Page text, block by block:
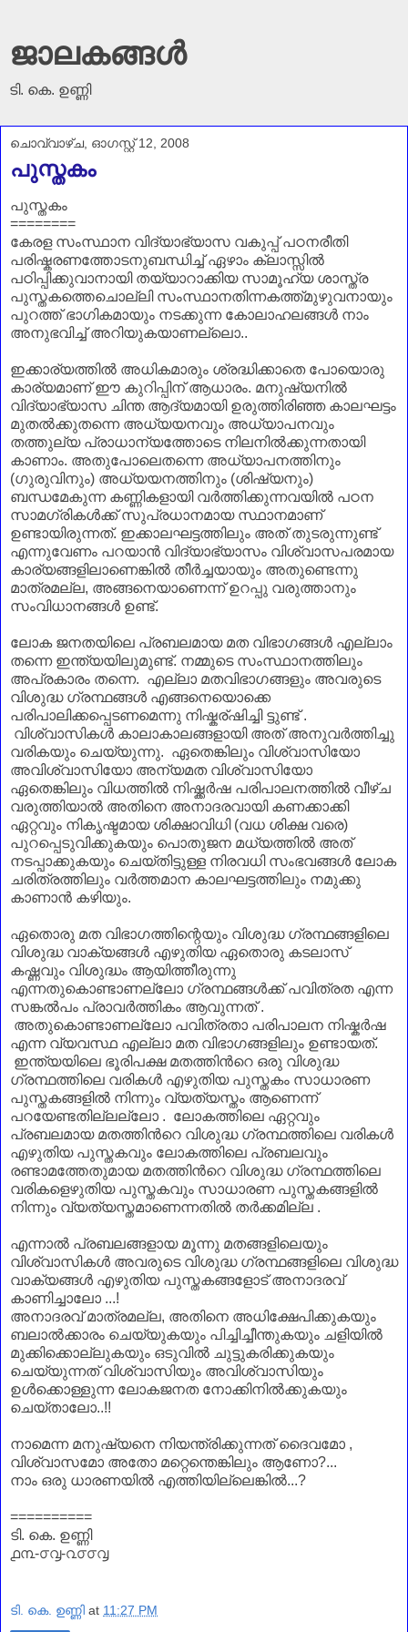
ജാലകങ്ങൾ
ടി. കെ. ഉണ്ണി
ചൊവ്വാഴ്ച, ഓഗസ്റ്റ് 12, 2008
പുസ്തകം
പുസ്തകം
========
കേരള സംസ്ഥാന വിദ്യാഭ്യാസ വകുപ്പ് പഠനരീതി
പരിഷ്കരണത്തോടനുബന്ധിച്ച് ഏഴാം ക്ലാസ്സില്‍
പഠിപ്പിക്കുവാനായി തയ്യാറാക്കിയ സാമൂഹ്യ ശാസ്ത്ര
പുസ്തകത്തെചൊല്ലി സംസ്ഥാനതിന്നകത്ത്മുഴുവനായും
പുറത്ത് ഭാഗികമായും നടക്കുന്ന കോലാഹലങ്ങള്‍ നാം
അനുഭവിച്ച്അറിയുകയാണല്ലൊ..
ഇക്കാര്യത്തില്‍ അധികമാരും ശ്രദ്ധിക്കാതെ പോയൊരു
കാര്യമാണ്ഈ കുറിപ്പിന് ആധാരം. മനുഷ്യനില്‍
വിദ്യാഭ്യാസ ചിന്ത ആദ്യമായി ഉരുത്തിരിഞ്ഞ കാലഘട്ടം
മുതല്‍ക്കുതന്നെ അധ്യയനവും അധ്യാപനവും
തത്തുല്യ പ്രാധാന്യത്തോടെ നിലനില്‍ക്കുന്നതായി
കാണാം. അതുപോലെതന്നെ അധ്യാപനത്തിനും
(ഗുരുവിനും) അധ്യയനത്തിനും (ശിഷ്യനും)
ബന്ധമേകുന്ന കണ്ണികളായി വര്‍ത്തിക്കുന്നവയില്‍ പഠന
സാമഗ്രികള്‍ക്ക് സുപ്രധാനമായ സ്ഥാനമാണ്
ഉണ്ടായിരുന്നത്. ഇക്കാലഘട്ടത്തിലും അത്തുടരുന്നുണ്ട്
എന്നുവേണം പറയാന്‍ വിദ്യാഭ്യാസം വിശ്വാസപരമായ
കാര്യങ്ങളിലാണെങ്കില്‍ തീര്‍ച്ചയായും അതുണ്ടെന്നു
മാത്രമല്ല, അങ്ങനെയാണെന്ന് ഉറപ്പു വരുത്താനും
സംവിധാനങ്ങള്‍ ഉണ്ട്.
ലോക ജനതയിലെ പ്രബലമായ മത വിഭാഗങ്ങള്‍ എല്ലാം
തന്നെ ഇന്ത്യയിലുമുണ്ട്. നമ്മുടെ സംസ്ഥാനത്തിലും
അപ്രകാരം തന്നെ. എല്ലാ മതവിഭാഗങ്ങളും അവരുടെ
വിശുദ്ധ ഗ്രന്ഥങ്ങള്‍ എങ്ങനെയൊക്കെ
പരിപാലിക്കപ്പെടണമെന്നു നിഷ്കര്ഷിച്ചി ട്ടുണ്ട് .
വിശ്വാസികള്‍ കാലാകാലങ്ങളായി അത് അനുവര്‍ത്തിച്ചു
വരികയും ചെയ്യുന്നു. ഏതെങ്കിലും വിശ്വാസിയോ
അവിശ്വാസിയോ അന്യമത വിശ്വാസിയോ
ഏതെങ്കിലും വിധത്തില്‍ നിഷ്ക്കര്‍ഷ പരിപാലനത്തില്‍ വീഴ്ച
വരുത്തിയാല്‍ അതിനെ അനാദരവായി കണക്കാക്കി
ഏറ്റവും നികൃഷ്ടമായ ശിക്ഷാവിധി (വധ ശിക്ഷ വരെ)
പുറപ്പെടുവിക്കുകയും പൊതുജന മധ്യത്തില്‍ അത്
നടപ്പാക്കുകയും ചെയ്തിട്ടുള്ള നിരവധി സംഭവങ്ങള്‍ ലോക
ചരിത്രത്തിലും വര്‍ത്തമാന കാലഘട്ടത്തിലും നമുക്കു
കാണാന്‍ കഴിയും.
ഏതൊരു മത വിഭാഗത്തിന്റെയും വിശുദ്ധ ഗ്രന്ഥങ്ങളിലെ
വിശുദ്ധ വാക്യങ്ങള്‍ എഴുതിയ ഏതൊരു കടലാസ്
കഷ്ണവും വിശുദ്ധം ആയിത്തീരുന്നു
എന്നതുകൊണ്ടാണല്ലോ ഗ്രന്ഥങ്ങള്‍ക്ക് പവിത്രത എന്ന
സങ്കല്‍പം പ്രാവര്‍ത്തികം ആവുന്നത് .
അതുകൊണ്ടാണല്ലോ പവിത്രതാ പരിപാലന നിഷ്കര്‍ഷ
എന്ന വ്യവസ്ഥ എല്ലാ മത വിഭാഗങ്ങളിലും ഉണ്ടായത്.
ഇന്ത്യയിലെ ഭൂരിപക്ഷ മതത്തിന്‍റെ ഒരു വിശുദ്ധ
ഗ്രന്ഥത്തിലെ വരികള്‍ എഴുതിയ പുസ്തകം സാധാരണ
പുസ്തകങ്ങളില്‍ നിന്നും വ്യത്യസ്തം ആണെന്ന്
പറയേണ്ടതില്ലല്ലോ . ലോകത്തിലെ ഏറ്റവും
പ്രബലമായ മതത്തിന്‍റെ വിശുദ്ധ ഗ്രന്ഥത്തിലെ വരികള്‍
എഴുതിയ പുസ്തകവും ലോകത്തിലെ പ്രബലവും
രണ്ടാമത്തേതുമായ മതത്തിന്‍റെ വിശുദ്ധ ഗ്രന്ഥത്തിലെ
വരികളെഴുതിയ പുസ്തകവും സാധാരണ പുസ്തകങ്ങളില്‍
നിന്നും വ്യത്യസ്തമാണെന്നതില്‍ തര്‍ക്കമില്ല .
എന്നാല്‍ പ്രബലങ്ങളായ മൂന്നു മതങ്ങളിലെയും
വിശ്വാസികള്‍ അവരുടെ വിശുദ്ധ ഗ്രന്ഥങ്ങളിലെ വിശുദ്ധ
വാക്യങ്ങള്‍ എഴുതിയ പുസ്തകങ്ങളോട് അനാദരവ്
കാണിച്ചാലോ ...!
അനാദരവ് മാത്രമല്ല, അതിനെ അധിക്ഷേപിക്കുകയും
ബലാല്‍ക്കാരം ചെയ്യുകയും പിച്ചിച്ചീന്തുകയും ചളിയില്‍
മുക്കിക്കൊല്ലുകയും ഒടുവില്‍ ചുട്ടുകരിക്കുകയും
ചെയ്യുന്നത് വിശ്വാസിയും അവിശ്വാസിയും
ഉള്‍ക്കൊള്ളുന്ന ലോകജനത നോക്കിനില്‍ക്കുകയും
ചെയ്താലോ..!!
നാമെന്ന മനുഷ്യനെ നിയന്ത്രിക്കുന്നത് ദൈവമോ ,
വിശ്വാസമോ അതോ മറ്റെന്തെങ്കിലും ആണോ?...
നാം ഒരു ധാരണയില്‍ എത്തിയില്ലെങ്കില്‍...?
==========
ടി. കെ. ഉണ്ണി
൧൩-൦൮-൨൦൦൮
ടി. കെ. ഉണ്ണി at 11:27 PM